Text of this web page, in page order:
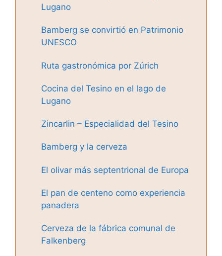
Lugano
Bamberg se convirtió en Patrimonio
UNESCO
Ruta gastronómica por Zúrich
Cocina del Tesino en el lago de
Lugano
Zincarlin – Especialidad del Tesino
Bamberg y la cerveza
El olivar más septentrional de Europa
El pan de centeno como experiencia
panadera
Cerveza de la fábrica comunal de
Falkenberg